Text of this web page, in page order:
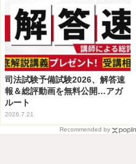
司法試験予備試験2026、解答速
報＆総評動画を無料公開…アガ
ルート
2026.7.21
Recommended by